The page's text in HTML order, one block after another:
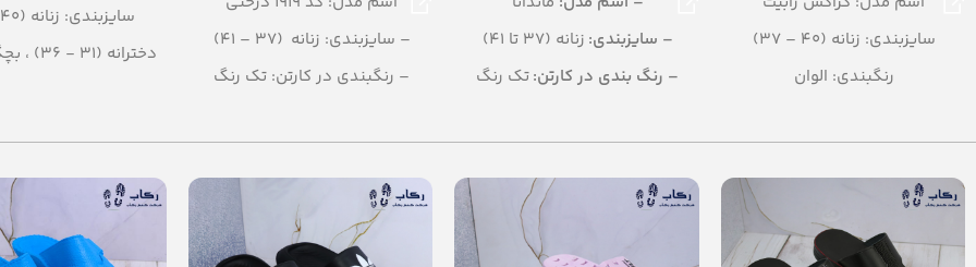
سایزبندی: زنانه (40 – 37)
رنگبندی: الوان
جنس: SOFT EVA
– سایزبندی: زنانه (37 تا 41)
– رنگ بندی در کارتن:تک رنگ
– جنس:PU
– سایزبندی: زنانه (37 – 41)
– رنگبندی در کارتن: تک رنگ
– جنس زیره: PU
سایزبندی: زنانه (40– 38)